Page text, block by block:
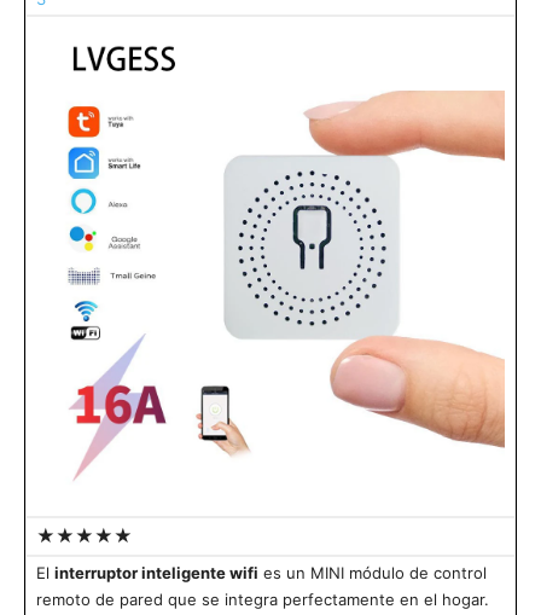
★★★★★
El interruptor inteligente wifi es un MINI módulo de control
remoto de pared que se integra perfectamente en el hogar.